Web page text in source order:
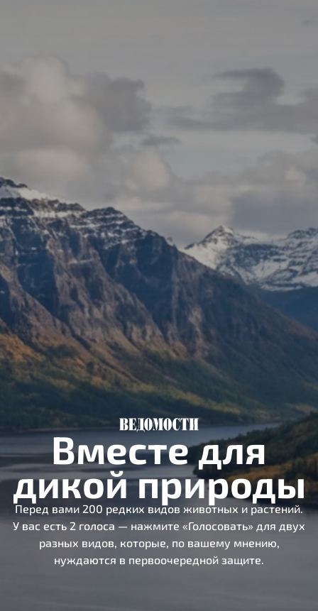
Вместе для
дикой природы
Перед вами 200 редких видов животных и растений.
У вас есть 2 голоса — нажмите «Голосовать» для двух
разных видов, которые, по вашему мнению,
нуждаются в первоочередной защите.